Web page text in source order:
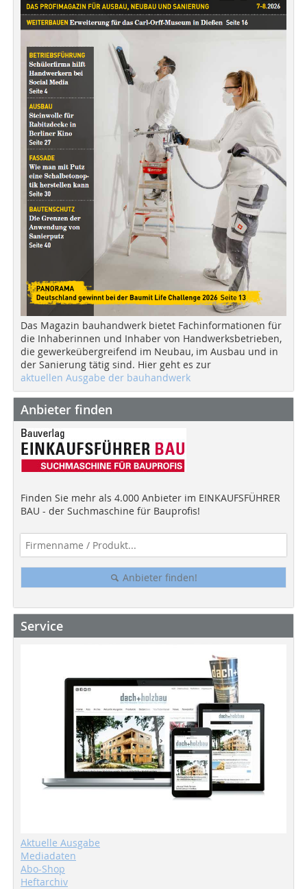
Das Magazin bauhandwerk bietet Fachinformationen für
die Inhaberinnen und Inhaber von Handwerksbetrieben,
die gewerkeübergreifend im Neubau, im Ausbau und in
der Sanierung tätig sind. Hier geht es zur
aktuellen Ausgabe der bauhandwerk
Anbieter finden
Finden Sie mehr als 4.000 Anbieter im EINKAUFSFÜHRER
BAU - der Suchmaschine für Bauprofis!
Anbieter finden!
Service
Aktuelle Ausgabe
Mediadaten
Abo-Shop
Heftarchiv